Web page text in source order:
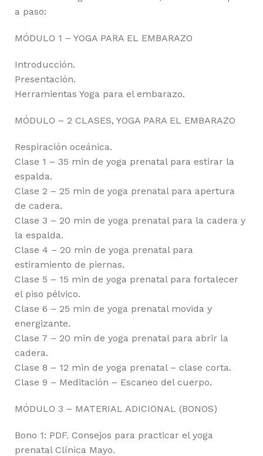
a paso:
MÓDULO 1 – YOGA PARA EL EMBARAZO
Introducción.
Presentación.
Herramientas Yoga para el embarazo.
MÓDULO – 2 CLASES, YOGA PARA EL EMBARAZO
Respiración oceánica.
Clase 1 – 35 min de yoga prenatal para estirar la
espalda.
Clase 2 – 25 min de yoga prenatal para apertura
de cadera.
Clase 3 – 20 min de yoga prenatal para la cadera y
la espalda.
Clase 4 – 20 min de yoga prenatal para
estiramiento de piernas.
Clase 5 – 15 min de yoga prenatal para fortalecer
el piso pélvico.
Clase 6 – 25 min de yoga prenatal movida y
energizante.
Clase 7 – 20 min de yoga prenatal para abrir la
cadera.
Clase 8 – 12 min de yoga prenatal – clase corta.
Clase 9 – Meditación – Escaneo del cuerpo.
MÓDULO 3 – MATERIAL ADICIONAL (BONOS)
Bono 1: PDF. Consejos para practicar el yoga
prenatal Clínica Mayo.